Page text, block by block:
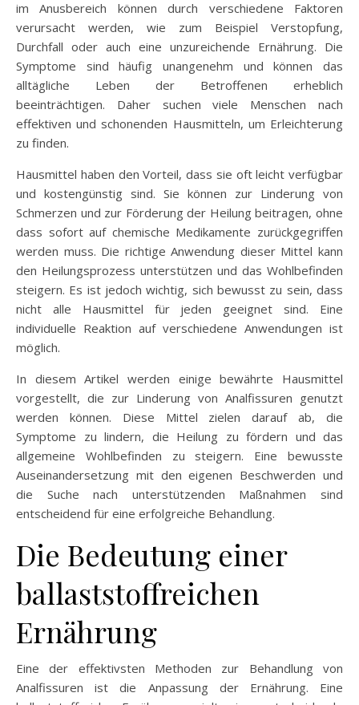
im Anusbereich können durch verschiedene Faktoren
verursacht werden, wie zum Beispiel Verstopfung,
Durchfall oder auch eine unzureichende Ernährung. Die
Symptome sind häufig unangenehm und können das
alltägliche Leben der Betroffenen erheblich
beeinträchtigen. Daher suchen viele Menschen nach
effektiven und schonenden Hausmitteln, um Erleichterung
zu finden.
Hausmittel haben den Vorteil, dass sie oft leicht verfügbar
und kostengünstig sind. Sie können zur Linderung von
Schmerzen und zur Förderung der Heilung beitragen, ohne
dass sofort auf chemische Medikamente zurückgegriffen
werden muss. Die richtige Anwendung dieser Mittel kann
den Heilungsprozess unterstützen und das Wohlbefinden
steigern. Es ist jedoch wichtig, sich bewusst zu sein, dass
nicht alle Hausmittel für jeden geeignet sind. Eine
individuelle Reaktion auf verschiedene Anwendungen ist
möglich.
In diesem Artikel werden einige bewährte Hausmittel
vorgestellt, die zur Linderung von Analfissuren genutzt
werden können. Diese Mittel zielen darauf ab, die
Symptome zu lindern, die Heilung zu fördern und das
allgemeine Wohlbefinden zu steigern. Eine bewusste
Auseinandersetzung mit den eigenen Beschwerden und
die Suche nach unterstützenden Maßnahmen sind
entscheidend für eine erfolgreiche Behandlung.
Die Bedeutung einer
ballaststoffreichen
Ernährung
Eine der effektivsten Methoden zur Behandlung von
Analfissuren ist die Anpassung der Ernährung. Eine